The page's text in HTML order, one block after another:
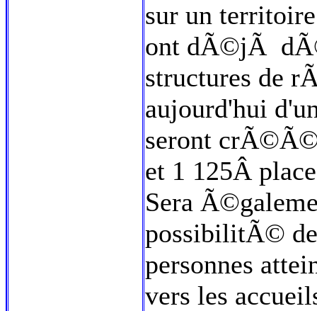
sur un
ont dÃ©jÃ
structures de
aujourd'hui
seront
et 1 125Â
Sera
possibilitÃ©
personnes
vers les